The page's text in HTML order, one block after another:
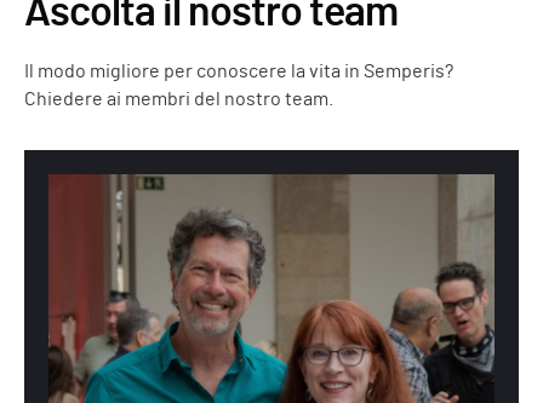
Ascolta il nostro team
Il modo migliore per conoscere la vita in Semperis?
Chiedere ai membri del nostro team.